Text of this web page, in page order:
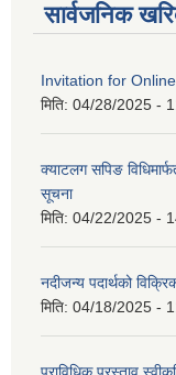
सार्वजनिक
Invitation for
मिति: 04/28/2025 -
क्याटलग सपिङ
सूचना
मिति: 04/22/2025 -
नदीजन्य पदार्थको
मिति: 04/18/2025 -